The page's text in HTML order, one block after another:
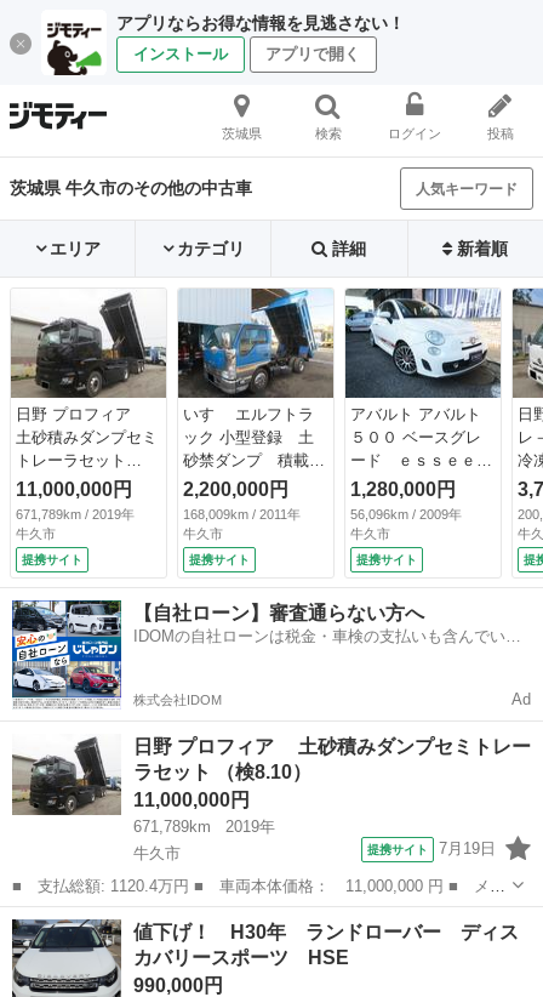
アプリならお得な情報を見逃さない！
インストール アプリで開く
茨城県 検索 ログイン 投稿
茨城県 牛久市のその他の中古車 人気キーワード
エリア カテゴリ 詳細 新着順
日野 プロフィア
土砂積みダンプセミ
トレーラセット
（検8.10）
11,000,000円
671,789km / 2019年
牛久市
提携サイト
いすゞ エルフトラ
ック 小型登録 土
砂禁ダンプ 積載３
０００Ｋｇ 新明和
製ＤＲ２－０１１０
ＳＹ型・後部観音
扉、サイド２段あお
り （検8.12）
2,200,000円
168,009km / 2011年
牛久市
提携サイト
アバルト アバルト
５００ ベースグレ
ード ｅｓｓｅｅｓ
ｓｅ１．４ 左Ｈ
（車検整備付）
1,280,000円
56,096km / 2009年
牛久市
提携サイト
日
レ
冷
付
０
付
キ
保
牛
提
【自社ローン】審査通らない方へ
IDOMの自社ローンは税金・車検の支払いも含んでいる
株式会社IDOM Ad
日野 プロフィア 土砂積みダンプセミトレー
ラセット （検8.10）
11,000,000円
671,789km
2019年
牛久市
提携サイト 7月19日
■ 支払総額: 1120.4万円 ■ 車両本体価格： 11,000,000 円 ■ メー
カー名： 日野 ■ 車種名： プロフィア ■ グレード名： 土砂
積みダンプセミトレーラセット ■ 排気量： 12910cc ■ ドア...
茨城 牛久市 その他
値下げ！ H30年 ランドローバー ディス
カバリースポーツ HSE
990,000円